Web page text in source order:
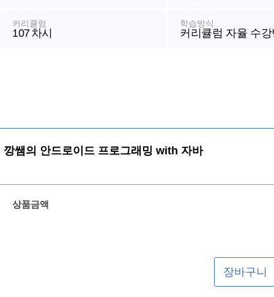
커리큘럼
107차시
학습방식
커리큘럼 자율 수
깡쌤의 안드로이드 프로그래밍 with 자바
상품금액
장바구니